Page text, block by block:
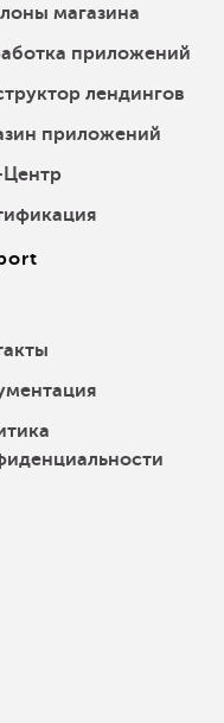
магазина
приложений
лендингов
приложений